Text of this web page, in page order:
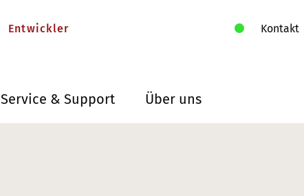
Entwickler Kontakt
Service & Support Über uns